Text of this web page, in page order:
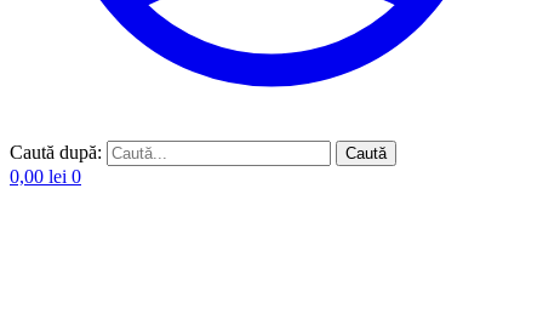
Caută după: Caută
0,00 lei 0